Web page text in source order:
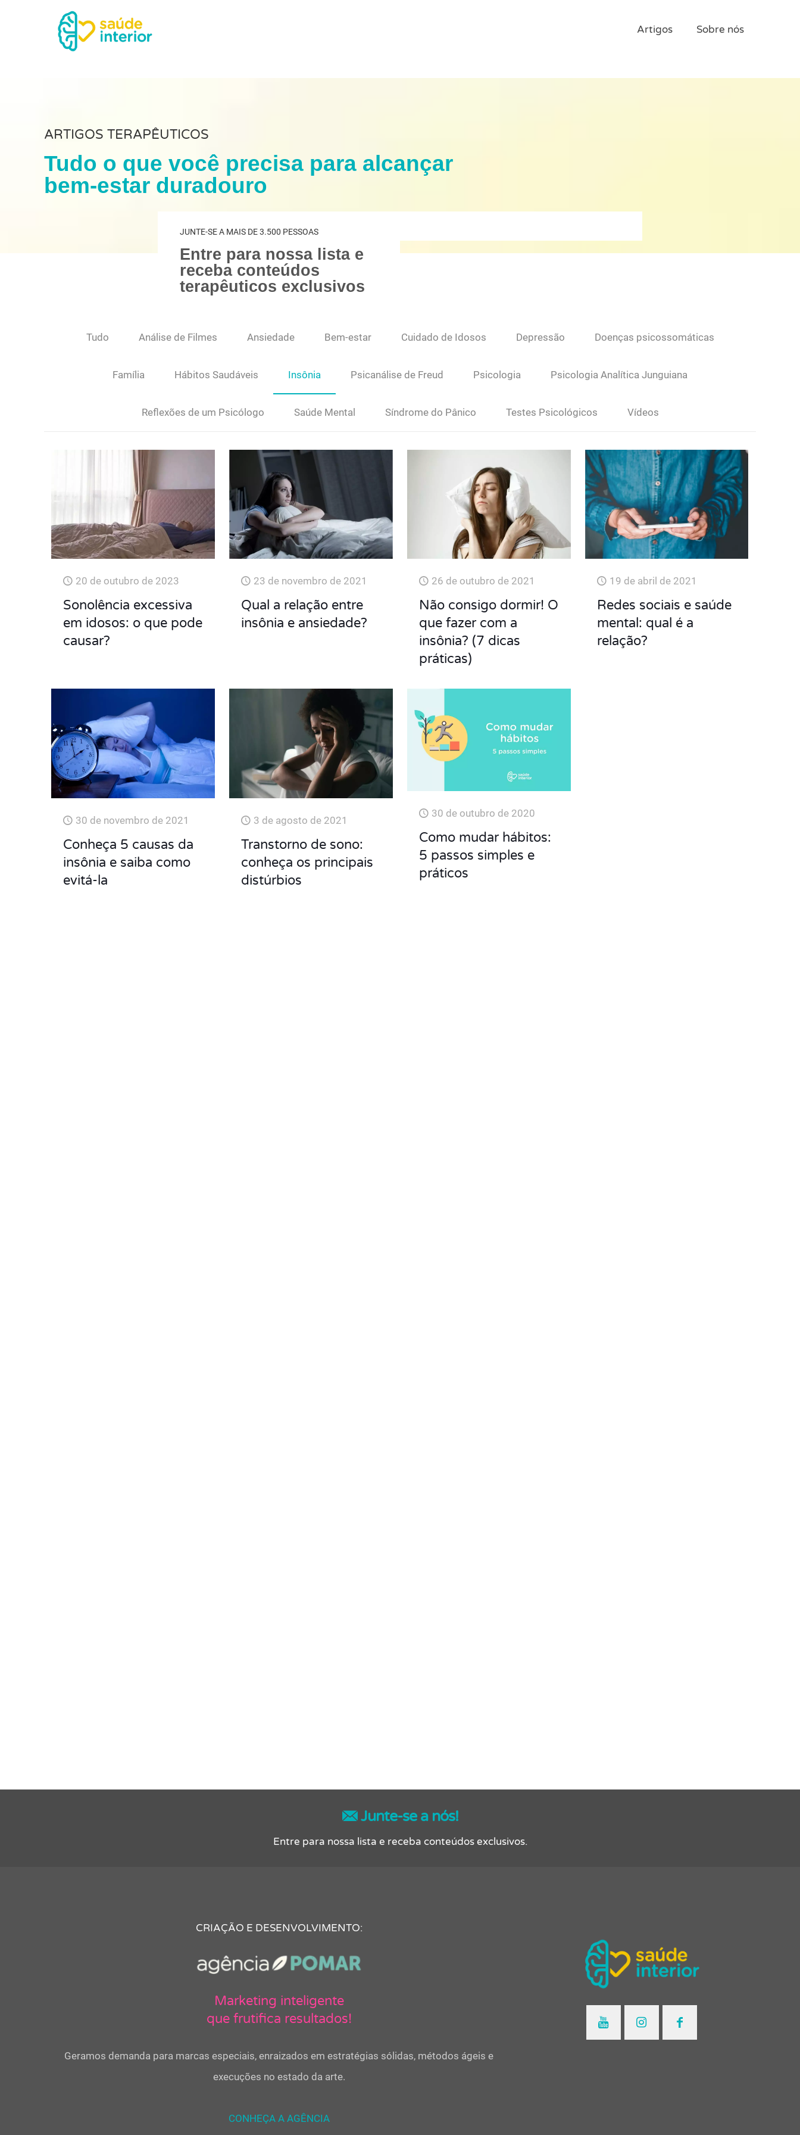
Artigos Sobre nós
ARTIGOS TERAPÊUTICOS
Tudo o que você precisa para alcançar
bem-estar duradouro
JUNTE-SE A MAIS DE 3.500 PESSOAS
Entre para nossa lista e
receba conteúdos
terapêuticos exclusivos
Tudo Análise de Filmes Ansiedade Bem-estar Cuidado de Idosos Depressão Doenças psicossomáticas
Família Hábitos Saudáveis Insônia Psicanálise de Freud Psicologia Psicologia Analítica Junguiana
Reflexões de um Psicólogo Saúde Mental Síndrome do Pânico Testes Psicológicos Vídeos
20 de outubro de 2023
Sonolência excessiva
em idosos: o que pode
causar?
23 de novembro de 2021
Qual a relação entre
insônia e ansiedade?
26 de outubro de 2021
Não consigo dormir! O
que fazer com a
insônia? (7 dicas
práticas)
19 de abril de 2021
Redes sociais e saúde
mental: qual é a
relação?
30 de novembro de 2021
Conheça 5 causas da
insônia e saiba como
evitá-la
3 de agosto de 2021
Transtorno de sono:
conheça os principais
distúrbios
30 de outubro de 2020
Como mudar hábitos:
5 passos simples e
práticos
Junte-se a nós!
Entre para nossa lista e receba conteúdos exclusivos.
CRIAÇÃO E DESENVOLVIMENTO:
Marketing inteligente
que frutifica resultados!
Geramos demanda para marcas especiais, enraizados em estratégias sólidas, métodos ágeis e
execuções no estado da arte.
CONHEÇA A AGÊNCIA